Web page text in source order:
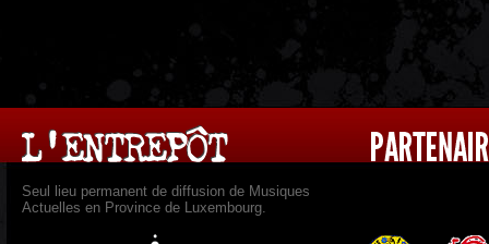
Seul lieu permanent de diffusion de Musiques
Actuelles en Province de Luxembourg.